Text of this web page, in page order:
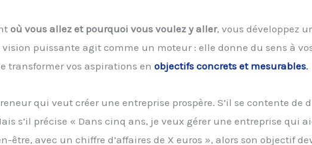
où vous allez et pourquoi vous voulez y aller, vous développez
vision puissante agit comme un moteur : elle donne du sens à
transformer vos aspirations en objectifs concrets et mesurables.
qui veut créer une entreprise prospère. S’il se contente de
s’il précise « Dans cinq ans, je veux gérer une entreprise qui
être, avec un chiffre d’affaires de X euros », alors son objectif